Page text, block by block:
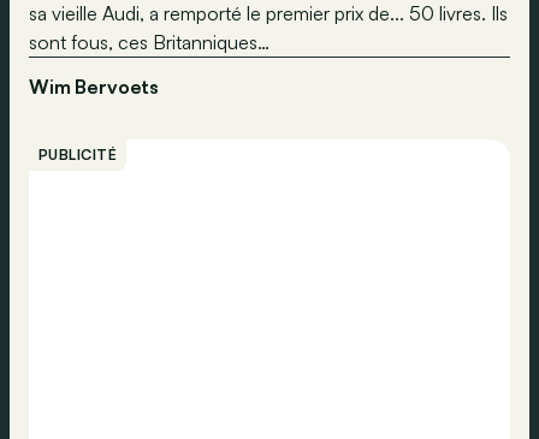
sa vieille Audi, a remporté le premier prix de... 50 livres. Ils
sont fous, ces Britanniques…
Wim Bervoets
PUBLICITÉ